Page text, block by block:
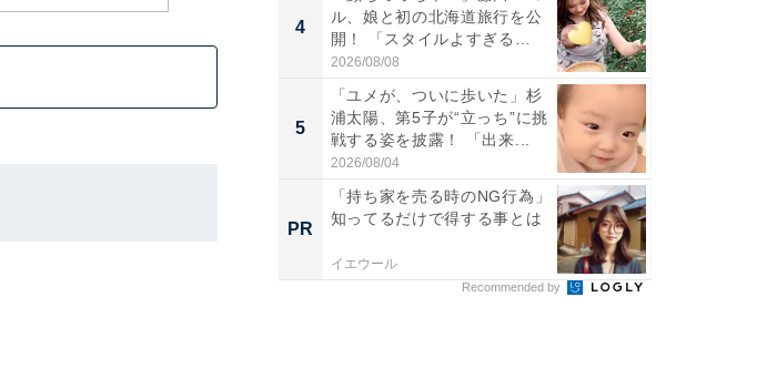
4
ル、娘と初の北海道旅行を公
開！ 「スタイルよすぎる
よ〜...
2026/08/08
5
「ユメが、ついに歩いた」杉
浦太陽、第5子が“立っち”に挑
戦する姿を披露！ 「出来...
2026/08/04
PR
「持ち家を売る時のNG行為」
知ってるだけで得する事とは
イエウール
Recommended by